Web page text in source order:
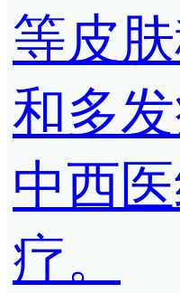
等皮
和多
中西
疗。